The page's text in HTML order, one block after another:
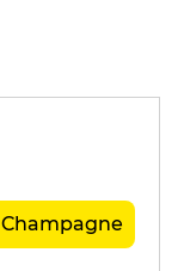
Champagne